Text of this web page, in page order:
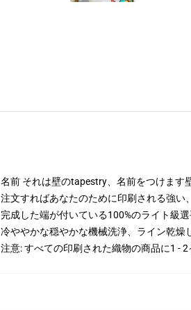
名前 それは壁のtapestry、名前をつけます
注文すればあなたのために印刷される強い
完成した端が付いている100%のライト級
冷ややかな穏やかな機械洗浄、ライン乾燥
注意: すべての印刷された織物の商品に1 -